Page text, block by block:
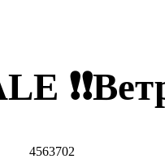
4563702